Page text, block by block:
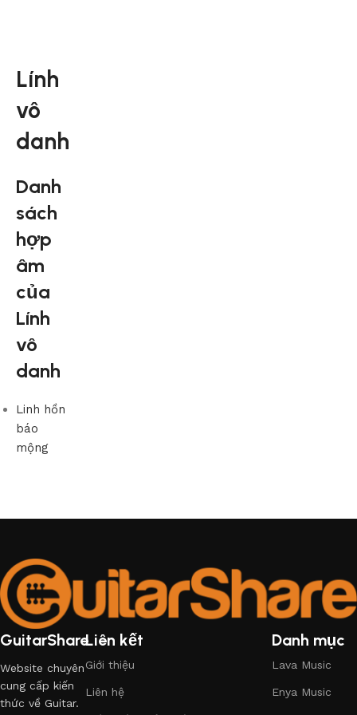
Lính
vô
danh
Danh
sách
hợp
âm
của
Lính
vô
danh
Linh hồn
báo
mộng
GuitarShare
Website chuyên
cung cấp kiến
thức về Guitar.
Liên kết
Giới thiệu
Liên hệ
Danh mục
Lava Music
Enya Music